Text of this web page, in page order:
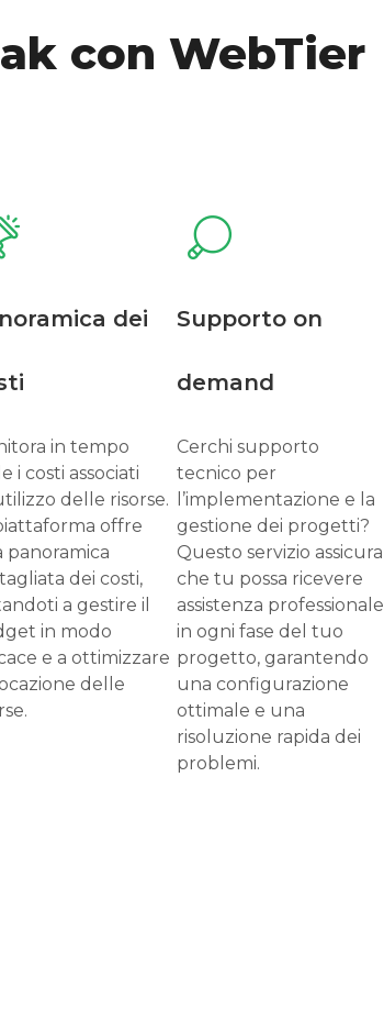
con WebTier
dei
in tempo
i costi associati
delle risorse.
offre
panoramica
dei costi,
a gestire il
in modo
e a ottimizzare
delle
Supporto on
demand
Cerchi supporto
tecnico per
l’implementazione e la
gestione dei progetti?
Questo servizio assicura
che tu possa ricevere
assistenza professionale
in ogni fase del tuo
progetto, garantendo
una configurazione
ottimale e una
risoluzione rapida dei
problemi.